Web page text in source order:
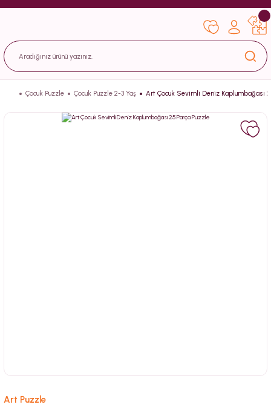
Çocuk Puzzle Çocuk Puzzle 2-3 Yaş Art Çocuk Sevimli Deniz Kaplumbağası
Art Puzzle